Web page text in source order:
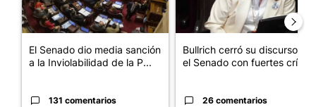
El Senado dio media sanción
a la Inviolabilidad de la P...
131 comentarios
Bullrich cerró su discurso en
el Senado con fuertes crí...
26 comentarios